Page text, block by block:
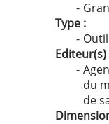
Type :
Editeur(s)
du
de